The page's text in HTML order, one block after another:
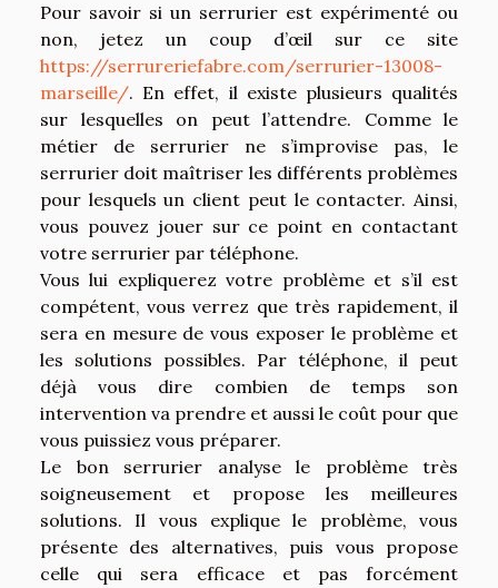
Pour savoir si un serrurier est expérimenté ou
non, jetez un coup d’œil sur ce site
https://serrureriefabre.com/serrurier-13008-
marseille/. En effet, il existe plusieurs qualités
sur lesquelles on peut l’attendre. Comme le
métier de serrurier ne s’improvise pas, le
serrurier doit maîtriser les différents problèmes
pour lesquels un client peut le contacter. Ainsi,
vous pouvez jouer sur ce point en contactant
votre serrurier par téléphone.
Vous lui expliquerez votre problème et s’il est
compétent, vous verrez que très rapidement, il
sera en mesure de vous exposer le problème et
les solutions possibles. Par téléphone, il peut
déjà vous dire combien de temps son
intervention va prendre et aussi le coût pour que
vous puissiez vous préparer.
Le bon serrurier analyse le problème très
soigneusement et propose les meilleures
solutions. Il vous explique le problème, vous
présente des alternatives, puis vous propose
celle qui sera efficace et pas forcément